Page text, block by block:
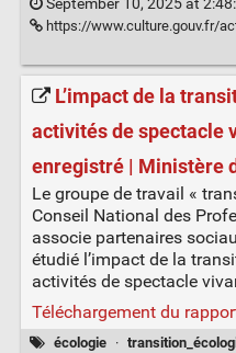
https://www.culture.gouv.fr/
L’impact de la
activités de spectacle
enregistré | Ministère
Le groupe de travail «
Conseil National des
associe partenaires
étudié l’impact de la
activités de spectacle
Téléchargement du
écologie ·